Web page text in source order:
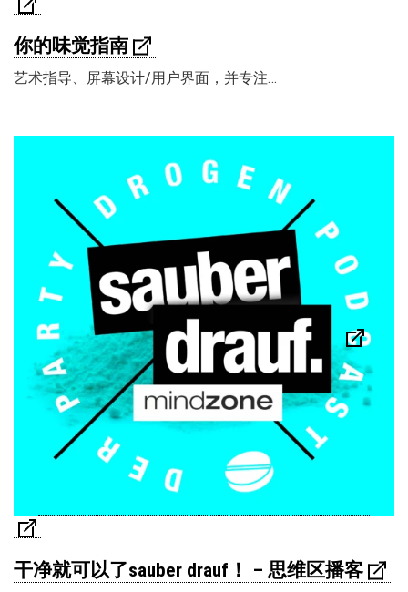
你的味觉指南
艺术指导、屏幕设计/用户界面，并专注…
干净就可以了sauber drauf！ – 思维区播客